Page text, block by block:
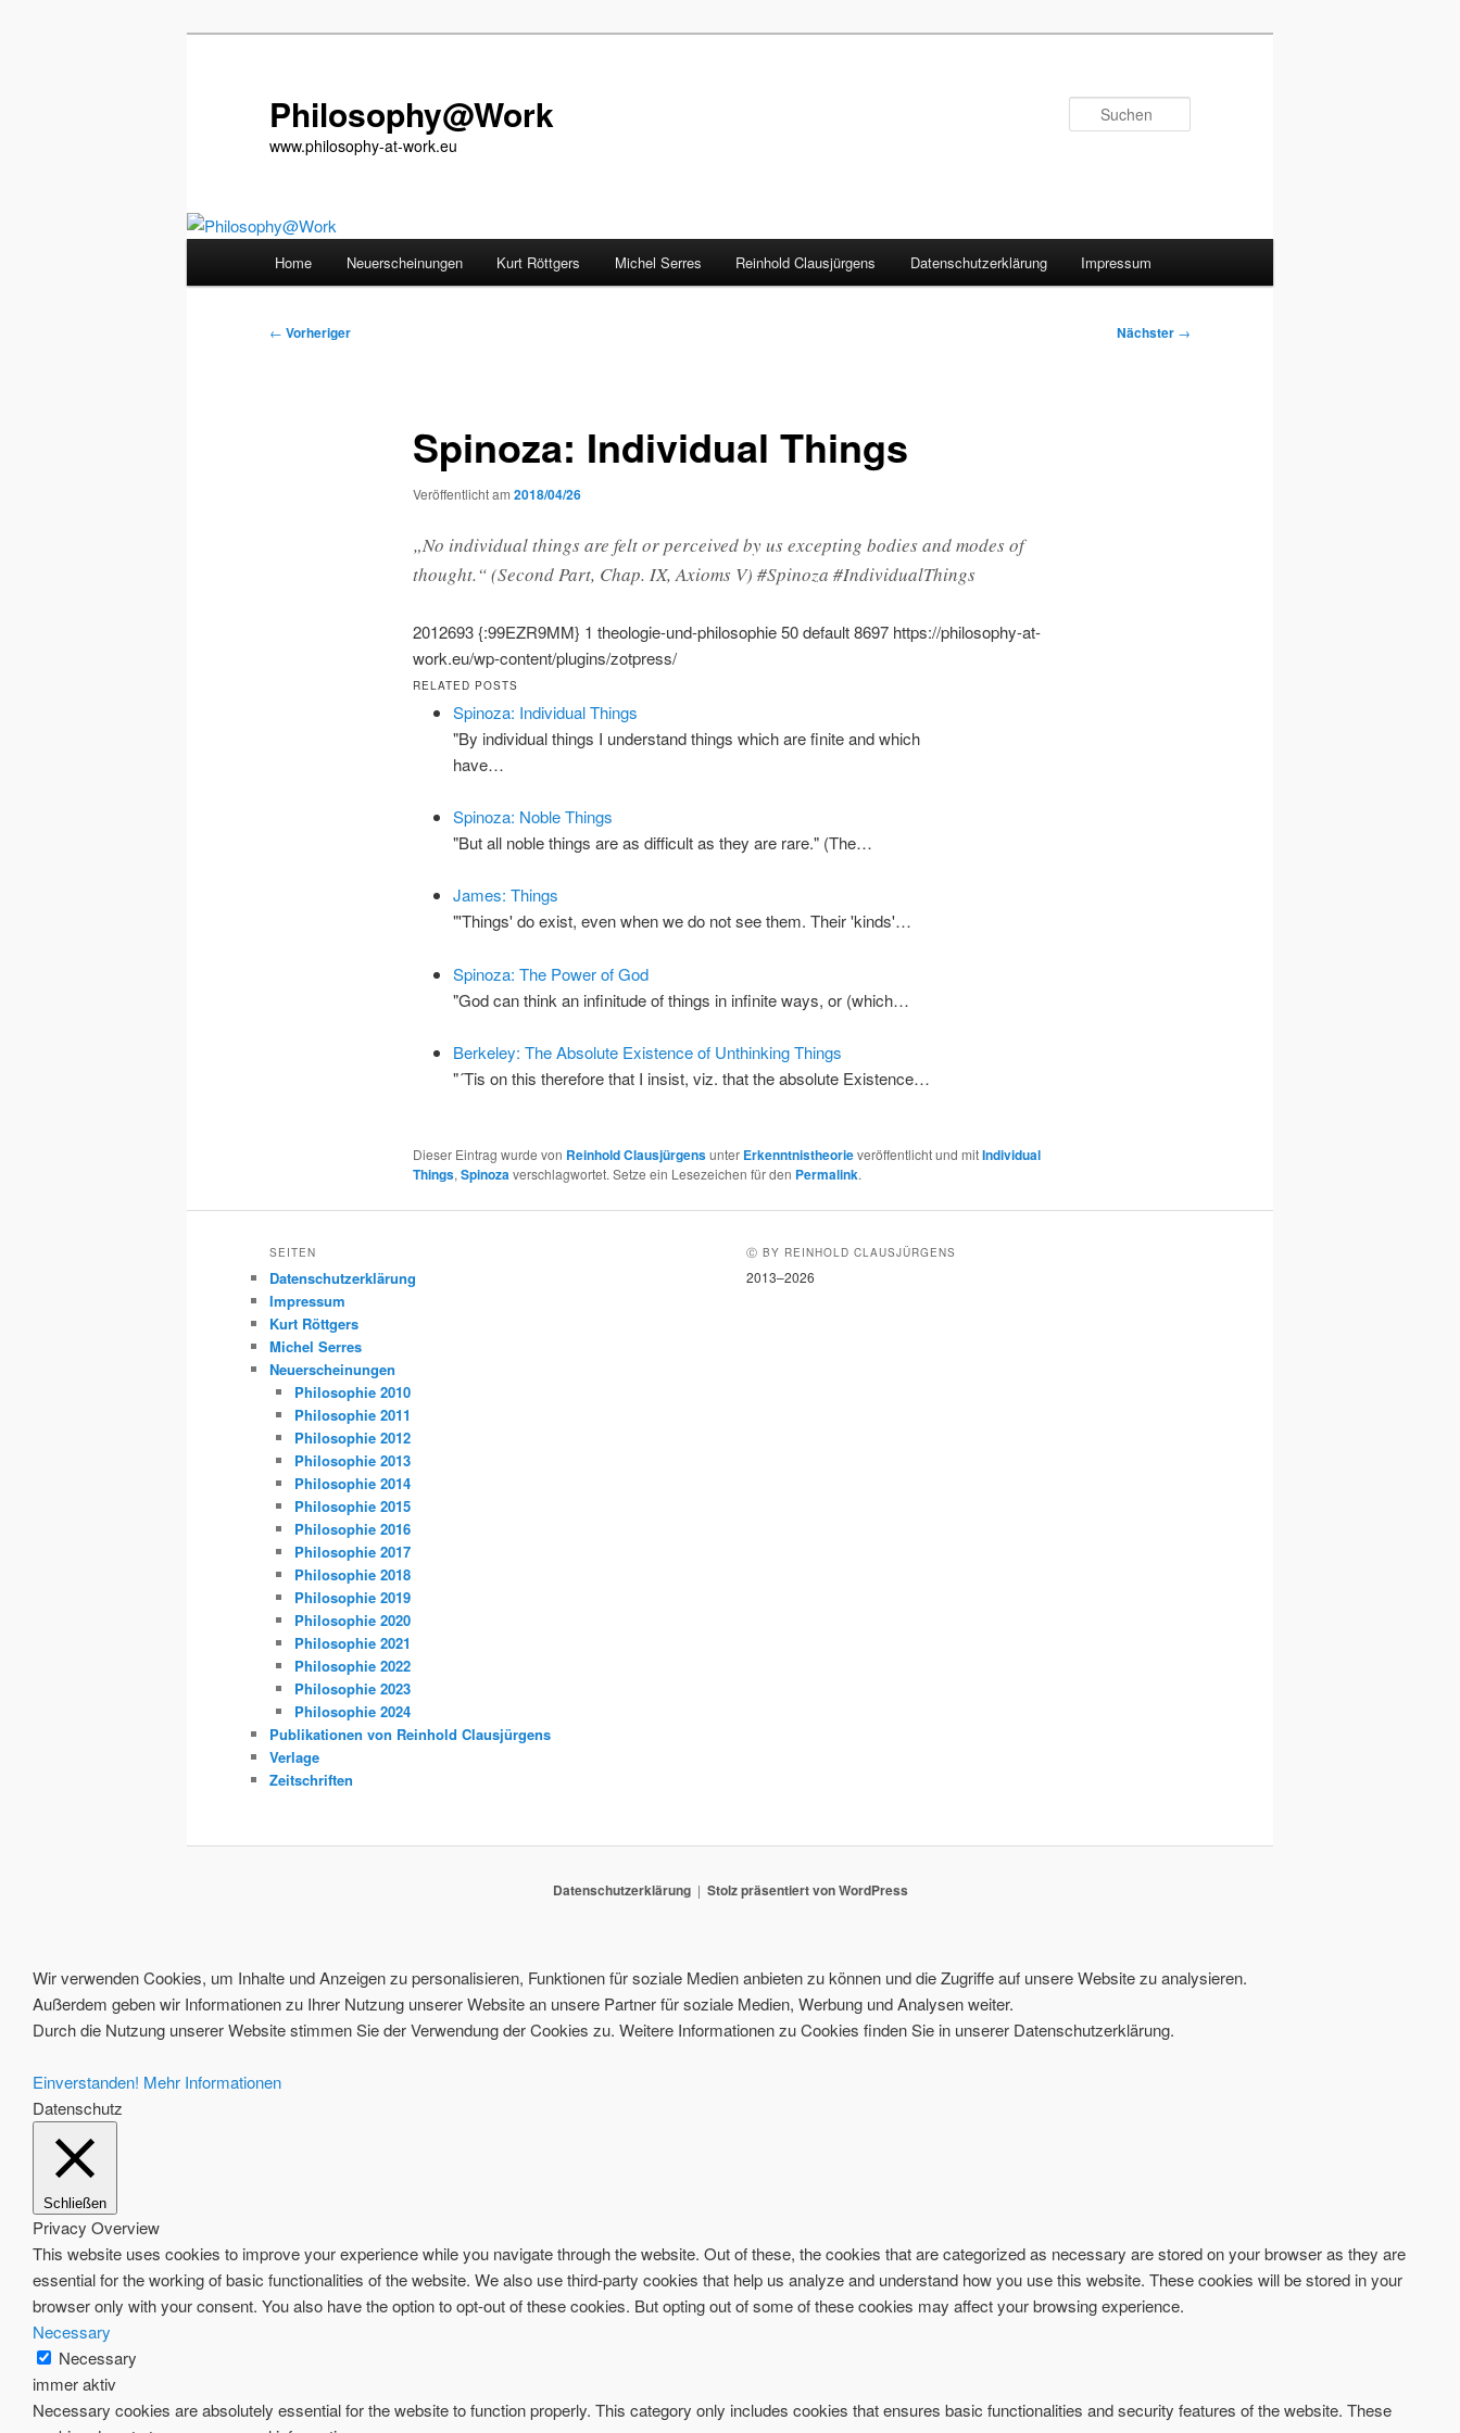
Philosophy@Work
www.philosophy-at-work.eu
Home Neuerscheinungen Kurt Röttgers Michel Serres Reinhold Clausjürgens Datenschutzerklärung Impressum
Beitragsnavigation
← Vorheriger Nächster →
Spinoza: Individual Things
Veröffentlicht am 2018/04/26
„No individual things are felt or perceived by us excepting bodies and modes of
thought.“ (Second Part, Chap. IX, Axioms V) #Spinoza #IndividualThings
2012693{:99EZR9MM} 1 theologie-und-philosophie50default8697 https://philosophy-at-
work.eu/wp-content/plugins/zotpress/
RELATED POSTS
Spinoza: Individual Things
"By individual things I understand things which are finite and which
have…
Spinoza: Noble Things
"But all noble things are as difficult as they are rare." (The…
James: Things
"'Things' do exist, even when we do not see them. Their 'kinds'…
Spinoza: The Power of God
"God can think an infinitude of things in infinite ways, or (which…
Berkeley: The Absolute Existence of Unthinking Things
"´Tis on this therefore that I insist, viz. that the absolute Existence…
Dieser Eintrag wurde von Reinhold Clausjürgensunter Erkenntnistheorieveröffentlicht und mitIndividual
Things, Spinozaverschlagwortet. Setze ein Lesezeichen für den Permalink.
SEITEN
Datenschutzerklärung
Impressum
Kurt Röttgers
Michel Serres
Neuerscheinungen
Philosophie 2010
Philosophie 2011
Philosophie 2012
Philosophie 2013
Philosophie 2014
Philosophie 2015
Philosophie 2016
Philosophie 2017
Philosophie 2018
Philosophie 2019
Philosophie 2020
Philosophie 2021
Philosophie 2022
Philosophie 2023
Philosophie 2024
Publikationen von Reinhold Clausjürgens
Verlage
Zeitschriften
Ⓒ BY REINHOLD CLAUSJÜRGENS
2013–2026
Datenschutzerklärung Stolz präsentiert von WordPress
Wir verwenden Cookies, um Inhalte und Anzeigen zu personalisieren, Funktionen für soziale Medien anbieten zu können und die Zugriffe auf unsere Website zu analysieren.
Außerdem geben wir Informationen zu Ihrer Nutzung unserer Website an unsere Partner für soziale Medien, Werbung und Analysen weiter.
Durch die Nutzung unserer Website stimmen Sie der Verwendung der Cookies zu. Weitere Informationen zu Cookies finden Sie in unserer Datenschutzerklärung.
Einverstanden! Mehr Informationen
Datenschutz
Schließen
Privacy Overview
This website uses cookies to improve your experience while you navigate through the website. Out of these, the cookies that are categorized as necessary are stored on your browser as they are
essential for the working of basic functionalities of the website. We also use third-party cookies that help us analyze and understand how you use this website. These cookies will be stored in your
browser only with your consent. You also have the option to opt-out of these cookies. But opting out of some of these cookies may affect your browsing experience.
Necessary
Necessary
immer aktiv
Necessary cookies are absolutely essential for the website to function properly. This category only includes cookies that ensures basic functionalities and security features of the website. These